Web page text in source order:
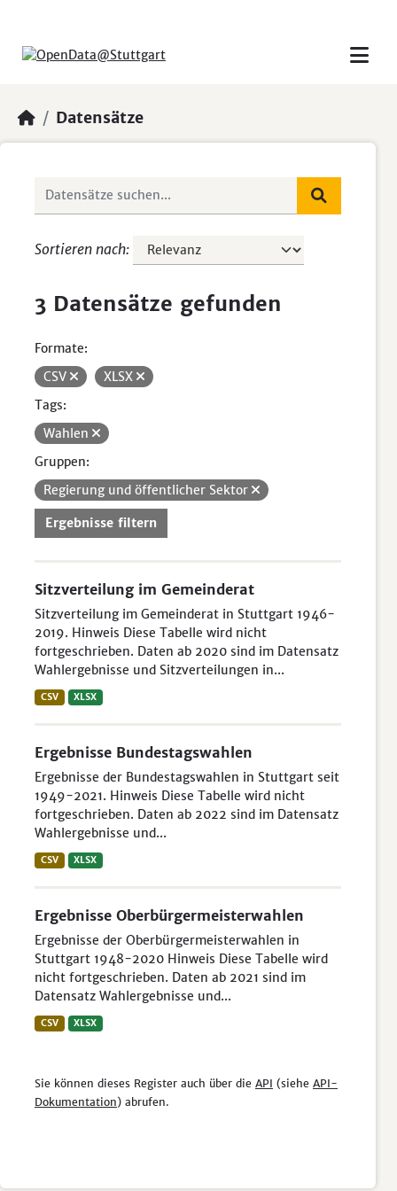
Datensätze
Sortieren nach
3 Datensätze gefunden
Formate:
CSV
XLSX
Tags:
Wahlen
Gruppen:
Regierung und öffentlicher Sektor
Ergebnisse filtern
Sitzverteilung im Gemeinderat
Sitzverteilung im Gemeinderat in Stuttgart 1946-
2019. Hinweis Diese Tabelle wird nicht
fortgeschrieben. Daten ab 2020 sind im Datensatz
Wahlergebnisse und Sitzverteilungen in...
CSV XLSX
Ergebnisse Bundestagswahlen
Ergebnisse der Bundestagswahlen in Stuttgart seit
1949-2021. Hinweis Diese Tabelle wird nicht
fortgeschrieben. Daten ab 2022 sind im Datensatz
Wahlergebnisse und...
CSV XLSX
Ergebnisse Oberbürgermeisterwahlen
Ergebnisse der Oberbürgermeisterwahlen in
Stuttgart 1948-2020 Hinweis Diese Tabelle wird
nicht fortgeschrieben. Daten ab 2021 sind im
Datensatz Wahlergebnisse und...
CSV XLSX
Sie können dieses Register auch über die API (siehe API-
Dokumentation) abrufen.